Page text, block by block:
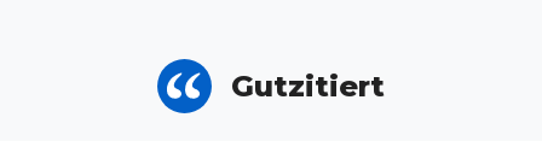
Gutzitiert